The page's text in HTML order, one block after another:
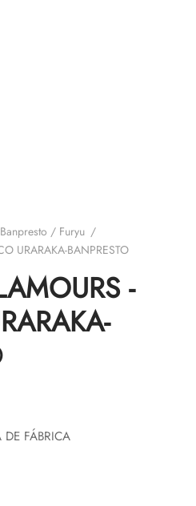
Banpresto / Furyu /
URARAKA-BANPRESTO
-
FÁBRICA